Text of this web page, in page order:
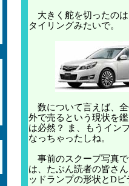
大きく舵を切ったの
タイリングみたいで。
数について言えば、
外で売るという現状を
は必然？ ま、もうイン
なっちゃったしね。
事前のスクープ写真
は、たぶん読者の皆さ
ッドランプの形状とD